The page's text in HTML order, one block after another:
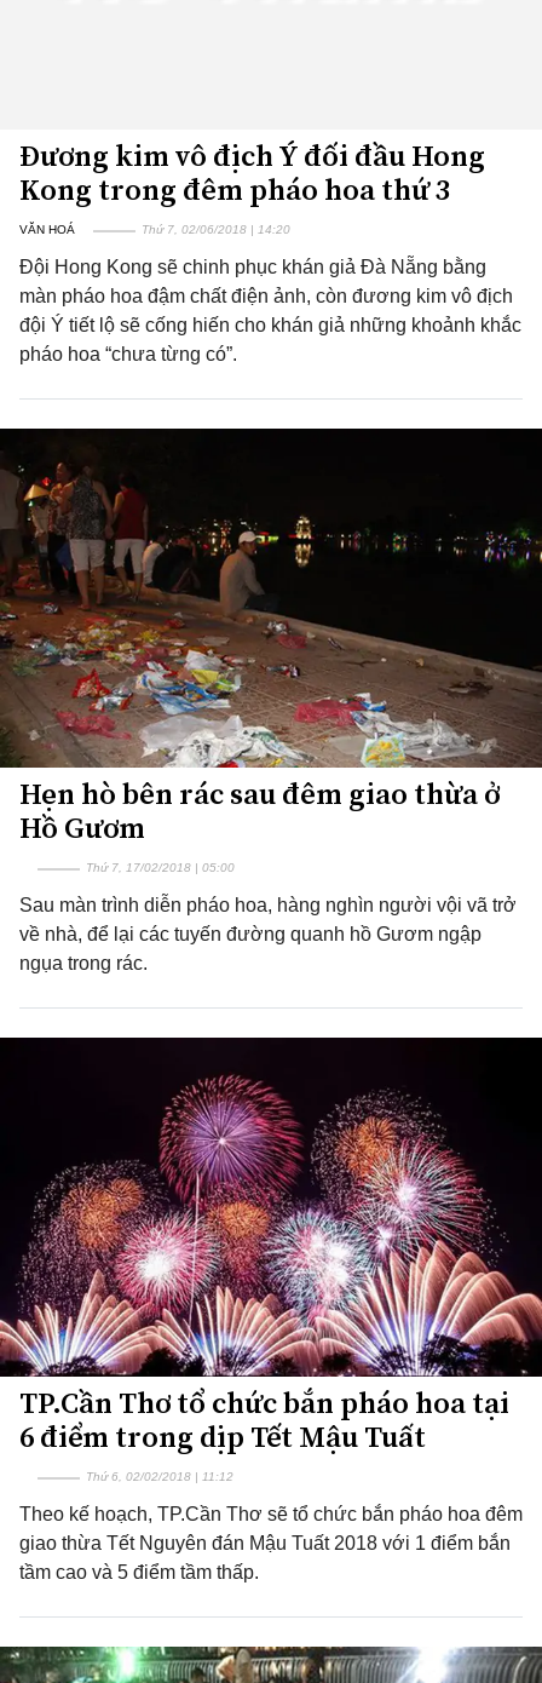
Đương kim vô địch Ý đối đầu Hong
Kong trong đêm pháo hoa thứ 3
VĂN HOÁ Thứ 7, 02/06/2018 | 14:20
Đội Hong Kong sẽ chinh phục khán giả Đà Nẵng bằng
màn pháo hoa đậm chất điện ảnh, còn đương kim vô địch
đội Ý tiết lộ sẽ cống hiến cho khán giả những khoảnh khắc
pháo hoa “chưa từng có”.
Hẹn hò bên rác sau đêm giao thừa ở
Hồ Gươm
Thứ 7, 17/02/2018 | 05:00
Sau màn trình diễn pháo hoa, hàng nghìn người vội vã trở
về nhà, để lại các tuyến đường quanh hồ Gươm ngập
ngụa trong rác.
TP.Cần Thơ tổ chức bắn pháo hoa tại
6 điểm trong dịp Tết Mậu Tuất
Thứ 6, 02/02/2018 | 11:12
Theo kế hoạch, TP.Cần Thơ sẽ tổ chức bắn pháo hoa đêm
giao thừa Tết Nguyên đán Mậu Tuất 2018 với 1 điểm bắn
tầm cao và 5 điểm tầm thấp.